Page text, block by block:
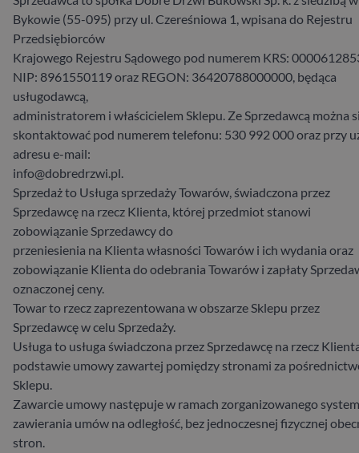
Bykowie (55-095) przy ul. Czereśniowa 1, wpisana do Rejestru
Przedsiębiorców
Krajowego Rejestru Sądowego pod numerem KRS:
NIP: 8961550119 oraz REGON: 36420788000000, będąca
usługodawcą,
administratorem i właścicielem Sklepu. Ze Sprzedawcą można
skontaktować pod numerem telefonu: 530 992 000 oraz przy
adresu e-mail:
info@dobredrzwi.pl.
Sprzedaż to Usługa sprzedaży Towarów, świadczona przez
Sprzedawcę na rzecz Klienta, której przedmiot stanowi
zobowiązanie Sprzedawcy do
przeniesienia na Klienta własności Towarów i ich wydania oraz
zobowiązanie Klienta do odebrania Towarów i zapłaty
oznaczonej ceny.
Towar to rzecz zaprezentowana w obszarze Sklepu przez
Sprzedawcę w celu Sprzedaży.
Usługa to usługa świadczona przez Sprzedawcę na rzecz
podstawie umowy zawartej pomiędzy stronami za
Sklepu.
Zawarcie umowy następuje w ramach zorganizowanego
zawierania umów na odległość, bez jednoczesnej fizycznej
stron.